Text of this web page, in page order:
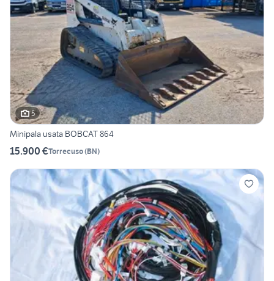
5
Minipala usata BOBCAT 864
15.900 €Torrecuso(BN)